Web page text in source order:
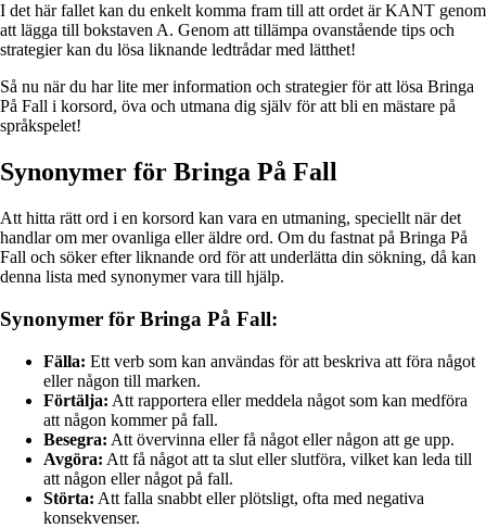
I det här fallet kan du enkelt komma fram till att ordet är KANT genom
att lägga till bokstaven A. Genom att tillämpa ovanstående tips och
strategier kan du lösa liknande ledtrådar med lätthet!
Så nu när du har lite mer information och strategier för att lösa Bringa
På Fall i korsord, öva och utmana dig själv för att bli en mästare på
språkspelet!
Synonymer för Bringa På Fall
Att hitta rätt ord i en korsord kan vara en utmaning, speciellt när det
handlar om mer ovanliga eller äldre ord. Om du fastnat på Bringa På
Fall och söker efter liknande ord för att underlätta din sökning, då kan
denna lista med synonymer vara till hjälp.
Synonymer för Bringa På Fall:
Fälla: Ett verb som kan användas för att beskriva att föra något
eller någon till marken.
Förtälja: Att rapportera eller meddela något som kan medföra
att någon kommer på fall.
Besegra: Att övervinna eller få något eller någon att ge upp.
Avgöra: Att få något att ta slut eller slutföra, vilket kan leda till
att någon eller något på fall.
Störta: Att falla snabbt eller plötsligt, ofta med negativa
konsekvenser.